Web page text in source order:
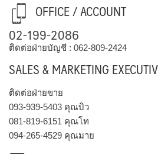
OFFICE / ACCOUNT
02-199-2086
ติดต่อฝ่ายบัญชี : 062-809-2424
SALES & MARKETING
ติดต่อฝ่ายขาย
093-939-5403 คุณบิว
081-819-6151 คุณโท
094-265-4529 คุณมาย